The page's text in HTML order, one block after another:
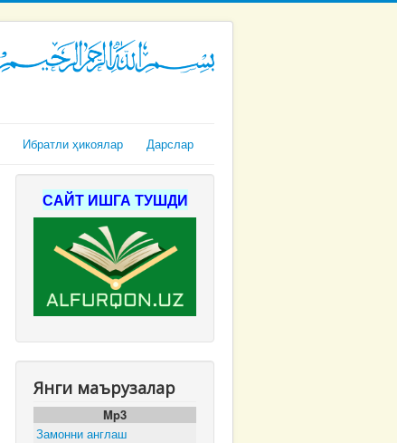
Ибратли ҳикоялар Дарслар
САЙТ ИШГА ТУШДИ
Янги маърузалар
Mp3
Замонни англаш